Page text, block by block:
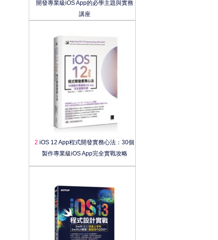
開發專業級iOS App的必學主題與實務
講座
2 iOS 12 App程式開發實務心法：30個
製作專業級iOS App完全實戰攻略